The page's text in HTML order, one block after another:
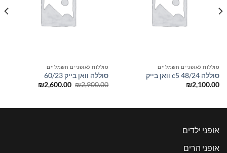
סוללות לאופניים חשמליים
סוללה 48/24 c5 וואן בייק
₪2,100.00
סוללות לאופניים חשמליים
סוללה וואן בייק 60/23
₪2,900.00
המחיר
₪2,600.00
המחיר
אופני ילדים
אופני הרים